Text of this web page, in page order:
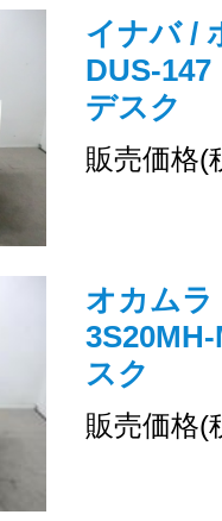
イナバ /
DUS-
デスク
販売価格(
オカム
スク
販売価格(